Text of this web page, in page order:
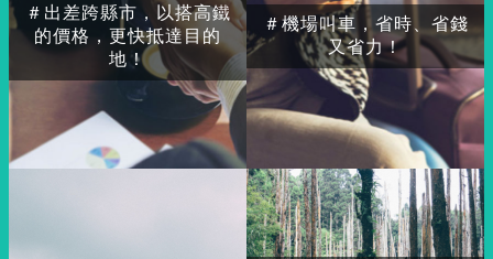
＃出差跨縣市，以搭高鐵
的價格，更快抵達目的
地！
＃機場叫車，省時、省錢
又省力！